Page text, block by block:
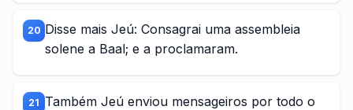
20 Disse mais Jeú: Consagrai uma assembleia
solene a Baal; e a proclamaram.
21 Também Jeú enviou mensageiros por todo o